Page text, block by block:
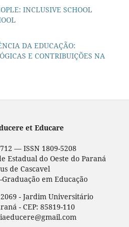
INCLUSIVE SCHOOL
DA EDUCAÇÃO:
E CONTRIBUIÇÕES NA
et Educare
— ISSN 1809-5208
Estadual do Oeste do Paraná
de Cascavel
em Educação
- Jardim Universitário
- CEP: 85819-110